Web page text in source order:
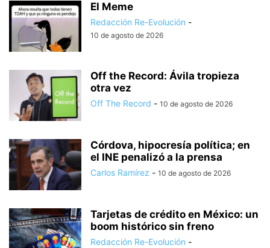
El Meme
Redacción Re-Evolución -
10 de agosto de 2026
Off the Record: Ávila tropieza
otra vez
Off The Record - 10 de agosto de 2026
Córdova, hipocresía política; en
el INE penalizó a la prensa
Carlos Ramírez - 10 de agosto de 2026
Tarjetas de crédito en México: un
boom histórico sin freno
Redacción Re-Evolución -